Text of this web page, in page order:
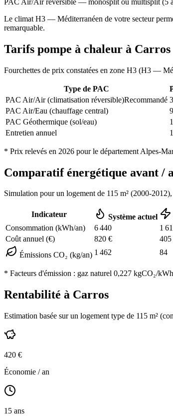
Le climat H3 — Méditerranéen de votre secteur
remarquable.
Tarifs pompe à chaleur à Carros
Fourchettes de prix constatées en zone H3 (H3 —
Type de PAC
PAC Air/Air (climatisation réversible)Recommandé
PAC Air/Eau (chauffage central)
PAC Géothermique (sol/eau)
Entretien annuel
* Prix relevés en 2026 pour le département Alpes-
Comparatif énergétique avant /
Simulation pour un logement de 115 m² (2000-2012
Indicateur Système actuel
Consommation (kWh/an)
6 440 1
Coût annuel (€)
820 € 405
Émissions CO₂ (kg/an) 1 462 84
* Facteurs d'émission : gaz naturel 0,227 kgCO₂/
Rentabilité à Carros
Estimation basée sur un logement type de 115 m²
420 €
Économie / an
15 ans